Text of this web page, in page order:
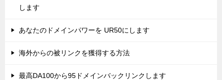
します
あなたのドメインパワーを UR50にします
海外からの被リンクを獲得する方法
最高DA100から95ドメインバックリンクします